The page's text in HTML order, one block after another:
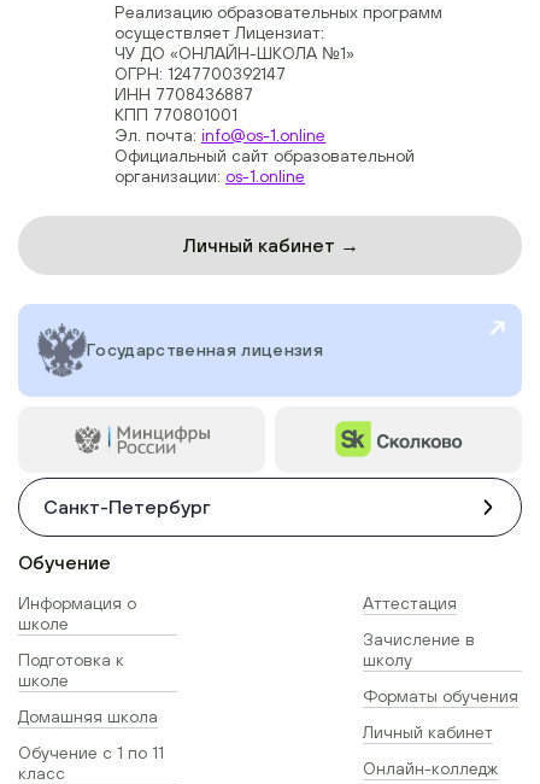
Реализацию образовательных программ
осуществляет Лицензиат:
ЧУ ДО «ОНЛАЙН-ШКОЛА №1»
ОГРН: 1247700392147
ИНН 7708436887
КПП 770801001
Эл. почта: info@os-1.online
Официальный сайт образовательной
организации: os-1.online
Личный кабинет →
Государственная лицензия
Санкт-Петербург
Обучение
Информация о
школе
Подготовка к
школе
Домашняя школа
Обучение с 1 по 11
класс
Аттестация
Зачисление в
школу
Форматы обучения
Личный кабинет
Онлайн-колледж